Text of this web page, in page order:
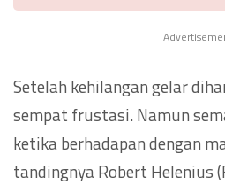
Setelah kehilangan gelar
sempat frustasi. Namun
ketika berhadapan dengan
tandingnya Robert Helenius